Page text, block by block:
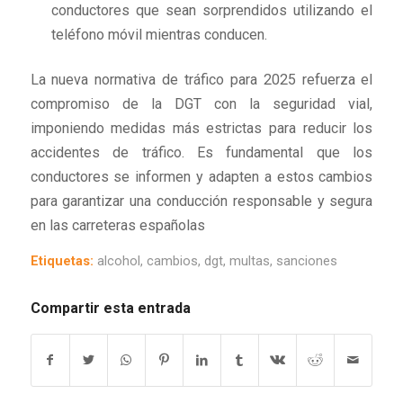
conductores que sean sorprendidos utilizando el
teléfono móvil mientras conducen.
La nueva normativa de tráfico para 2025 refuerza el
compromiso de la DGT con la seguridad vial,
imponiendo medidas más estrictas para reducir los
accidentes de tráfico. Es fundamental que los
conductores se informen y adapten a estos cambios
para garantizar una conducción responsable y segura
en las carreteras españolas
Etiquetas: alcohol , cambios, dgt, multas, sanciones
Compartir esta entrada